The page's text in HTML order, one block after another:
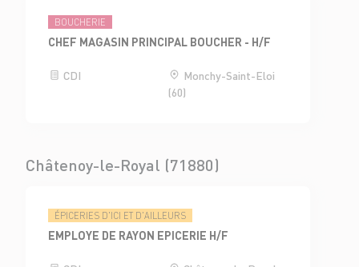
BOUCHERIE
CHEF MAGASIN PRINCIPAL BOUCHER - H/F
CDI
Monchy-Saint-Eloi
(60)
Châtenoy-le-Royal (71880)
ÉPICERIES D'ICI ET D'AILLEURS
EMPLOYE DE RAYON EPICERIE H/F